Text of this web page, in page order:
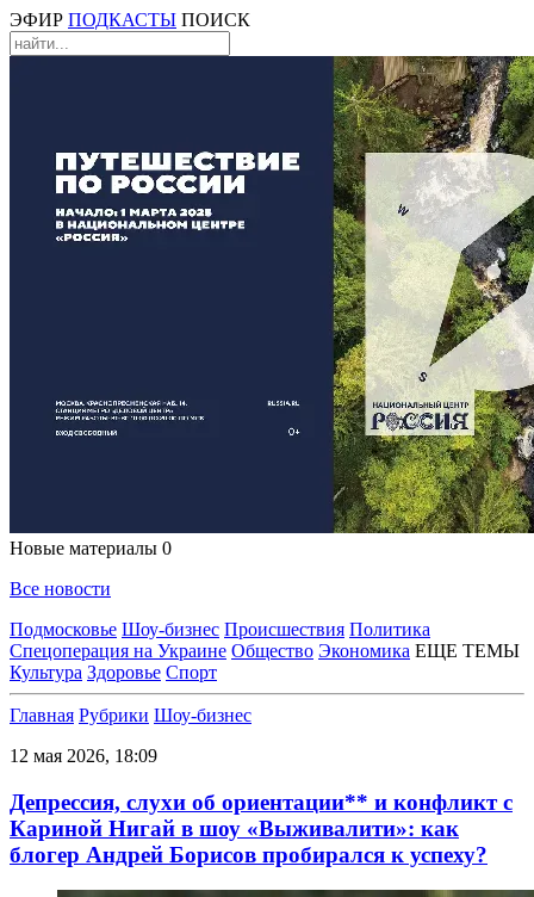
ЭФИР ПОДКАСТЫ ПОИСК
Новые материалы 0
Все новости
Подмосковье Шоу-бизнес Происшествия Политика
Спецоперация на Украине Общество Экономика ЕЩЕ ТЕМЫ
Культура Здоровье Спорт
Главная Рубрики Шоу-бизнес
12 мая 2026, 18:09
Депрессия, слухи об ориентации** и конфликт с
Кариной Нигай в шоу «Выживалити»: как
блогер Андрей Борисов пробирался к успеху?